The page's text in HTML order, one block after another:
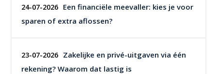
24-07-2026 Een financiële meevaller: kies je voor
sparen of extra aflossen?
23-07-2026 Zakelijke en privé-uitgaven via één
rekening? Waarom dat lastig is